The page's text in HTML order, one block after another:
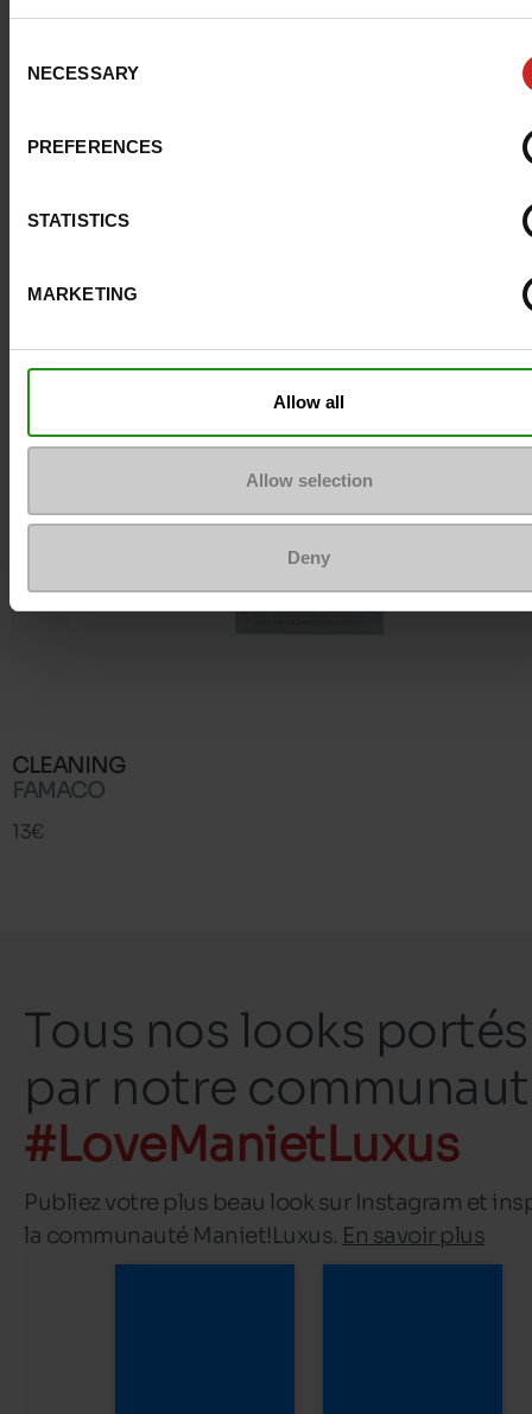
Selection
NECESSARY
PREFERENCES
STATISTICS
MARKETING
Allow all
Allow selection
Deny
Conseil taille
Prenez votre pointure
Avis clients
CLEANING
FAMACO
13€
Tous nos looks portés
par notre
#LoveManietLuxus
Publiez votre plus beau look sur Instagram et
la communauté Maniet!Luxus. En savoir plus